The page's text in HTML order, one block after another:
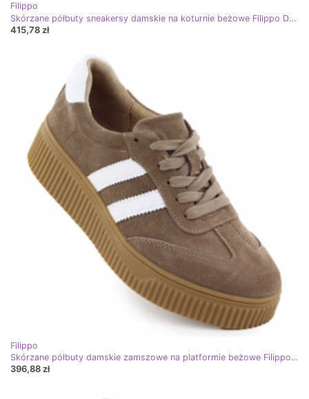
Filippo
Skórzane półbuty sneakersy damskie na koturnie beżowe Filippo DP6473 beżowy
415,78 zł
Filippo
Skórzane półbuty damskie zamszowe na platformie beżowe Filippo DP6776 beżowy
396,88 zł